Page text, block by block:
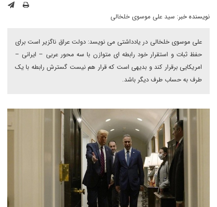
نویسنده خبر: سید علی موسوی خلخالی
علی موسوی خلخالی در یادداشتی می نویسد: دولت عراق ناگزیر است برای
حفظ ثبات و استقرار خود رابطه ای متوازن با سه محور عربی – ایرانی –
امریکایی برقرار کند و بدیهی است که قرار هم نیست گسترش رابطه با یک
طرف به حساب طرف دیگر باشد.